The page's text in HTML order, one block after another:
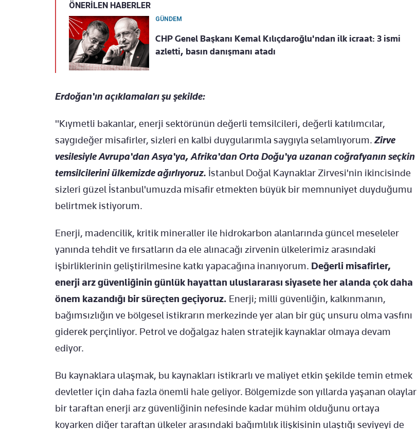
ÖNERİLEN HABERLER
GÜNDEM
CHP Genel Başkanı Kemal Kılıçdaroğlu'ndan ilk icraat: 3 ismi
azletti, basın danışmanı atadı
Erdoğan'ın açıklamaları şu şekilde:
"Kıymetli bakanlar, enerji sektörünün değerli temsilcileri, değerli katılımcılar,
saygıdeğer misafirler, sizleri en kalbi duygularımla saygıyla selamlıyorum. Zirve
vesilesiyle Avrupa'dan Asya'ya, Afrika'dan Orta Doğu'ya uzanan coğrafyanın seçkin
temsilcilerini ülkemizde ağırlıyoruz. İstanbul Doğal Kaynaklar Zirvesi'nin ikincisinde
sizleri güzel İstanbul'umuzda misafir etmekten büyük bir memnuniyet duyduğumu
belirtmek istiyorum.
Enerji, madencilik, kritik mineraller ile hidrokarbon alanlarında güncel meseleler
yanında tehdit ve fırsatların da ele alınacağı zirvenin ülkelerimiz arasındaki
işbirliklerinin geliştirilmesine katkı yapacağına inanıyorum. Değerli misafirler,
enerji arz güvenliğinin günlük hayattan uluslararası siyasete her alanda çok daha
önem kazandığı bir süreçten geçiyoruz. Enerji; milli güvenliğin, kalkınmanın,
bağımsızlığın ve bölgesel istikrarın merkezinde yer alan bir güç unsuru olma vasfını
giderek perçinliyor. Petrol ve doğalgaz halen stratejik kaynaklar olmaya devam
ediyor.
Bu kaynaklara ulaşmak, bu kaynakları istikrarlı ve maliyet etkin şekilde temin etmek
devletler için daha fazla önemli hale geliyor. Bölgemizde son yıllarda yaşanan olaylar
bir taraftan enerji arz güvenliğinin nefesinde kadar mühim olduğunu ortaya
koyarken diğer taraftan ülkeler arasındaki bağımlılık ilişkisinin ulaştığı seviyeyi de